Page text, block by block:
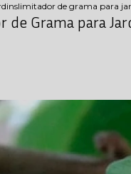
limitador de grama para
de Grama para